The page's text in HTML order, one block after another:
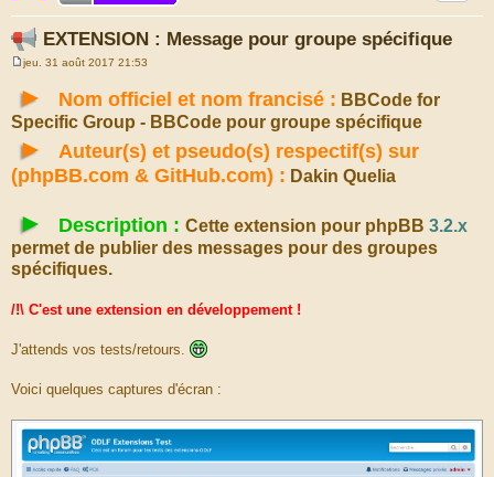
EXTENSION : Message pour groupe spécifique
M
a
jeu. 31 août 2017 21:53
► Nom officiel et nom francisé : BBCode for
Specific Group - BBCode pour groupe spécifique
►
Auteur(s) et pseudo(s) respectif(s) sur
(phpBB.com & GitHub.com) : Dakin Quelia
► Description : Cette extension pour phpBB 3.2.x
permet de publier des messages pour des groupes
spécifiques.
/!\ C'est une extension en développement !
J'attends vos tests/retours.
Voici quelques captures d'écran :